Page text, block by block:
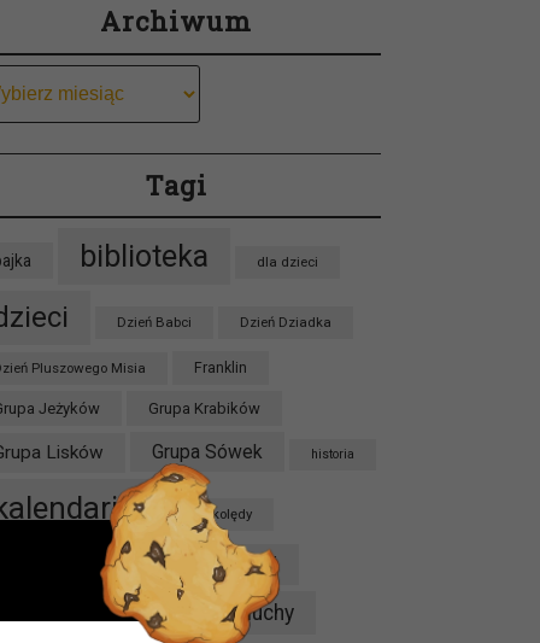
Archiwum
Tagi
biblioteka dla dzieci
Dzień Babci Dzień Dziadka
Pluszowego Misia Franklin
Jeżyków Grupa Krabików
Lisków Grupa Sówek historia
kolędy
Kryminał książki
luty maluchy
w